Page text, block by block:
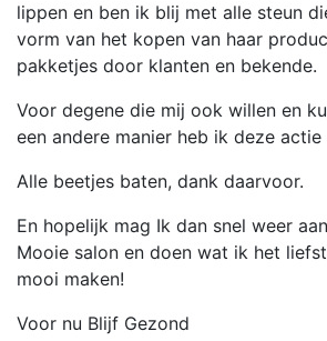
lippen en ben ik blij met alle steun
vorm van het kopen van haar
pakketjes door klanten en bekende.
Voor degene die mij ook willen en
een andere manier heb ik deze
Alle beetjes baten, dank daarvoor.
En hopelijk mag Ik dan snel weer
Mooie salon en doen wat ik het
mooi maken!
Voor nu Blijf Gezond